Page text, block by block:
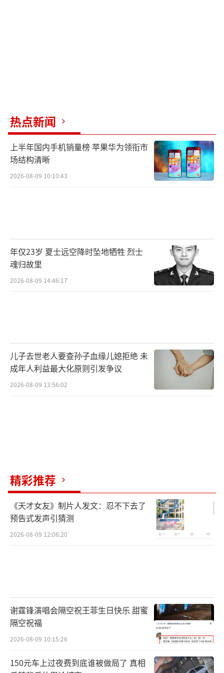
热点新闻
上半年国内手机销量榜 苹果华为领衔市
场结构清晰
2026-08-09 10:10:43
年仅23岁 夏士远空降时坠地牺牲 烈士
魂归故里
2026-08-09 14:46:17
儿子去世老人要查孙子血缘儿媳拒绝 未
成年人利益最大化原则引发争议
2026-08-09 13:56:02
精彩推荐
《天才女友》制片人发文：忍不下去了
预告式发声引猜测
2026-08-09 12:06:20
谢霆锋演唱会隔空祝王菲生日快乐 甜蜜
隔空祝福
2026-08-09 10:15:26
150元车上过夜费到底谁被做局了 真相